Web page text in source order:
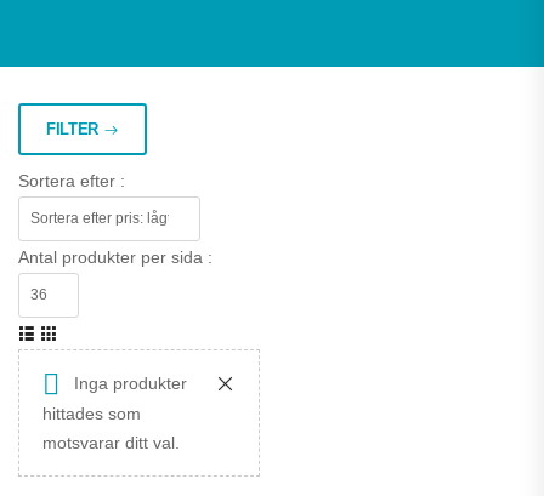
FILTER
Sortera efter :
Antal produkter per sida :
Inga produkter
hittades som
motsvarar ditt val.